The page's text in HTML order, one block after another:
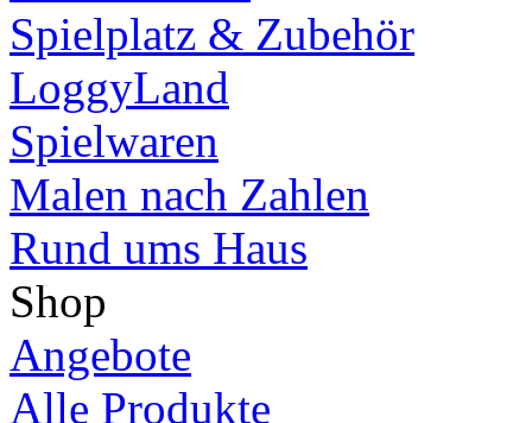
Spielplatz & Zubehör
LoggyLand
Spielwaren
Malen nach Zahlen
Rund ums Haus
Shop
Angebote
Alle Produkte